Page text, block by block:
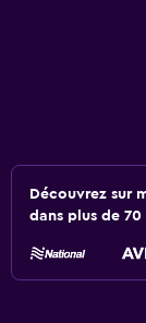
Découvrez sur
dans plus de